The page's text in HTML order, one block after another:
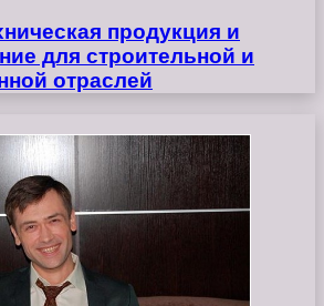
продукция и
для строительной и
отраслей